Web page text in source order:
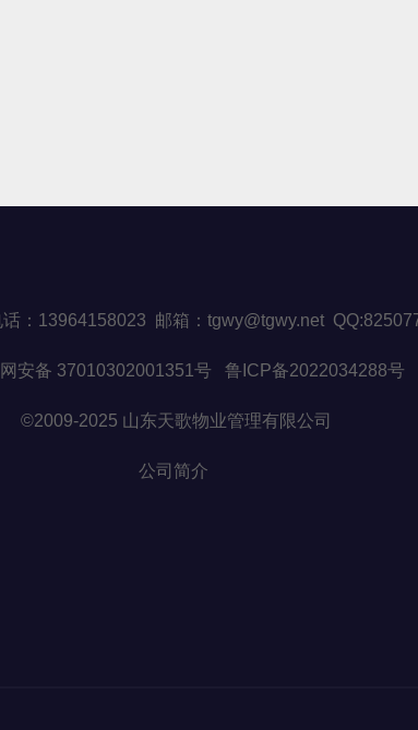
：13964158023 邮箱：tgwy@tgwy.net
安备 37010302001351号 鲁ICP备2022034288号
©2009-2025 山东天歌物业管理有限公司
公司简介